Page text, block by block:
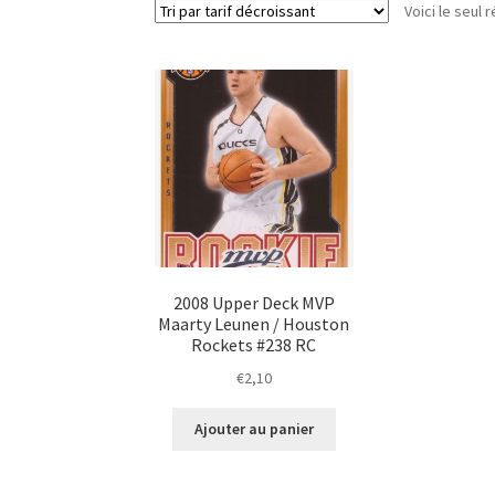
Voici le seul
2008 Upper Deck MVP
Maarty Leunen / Houston
Rockets #238 RC
€2,10
Ajouter au panier